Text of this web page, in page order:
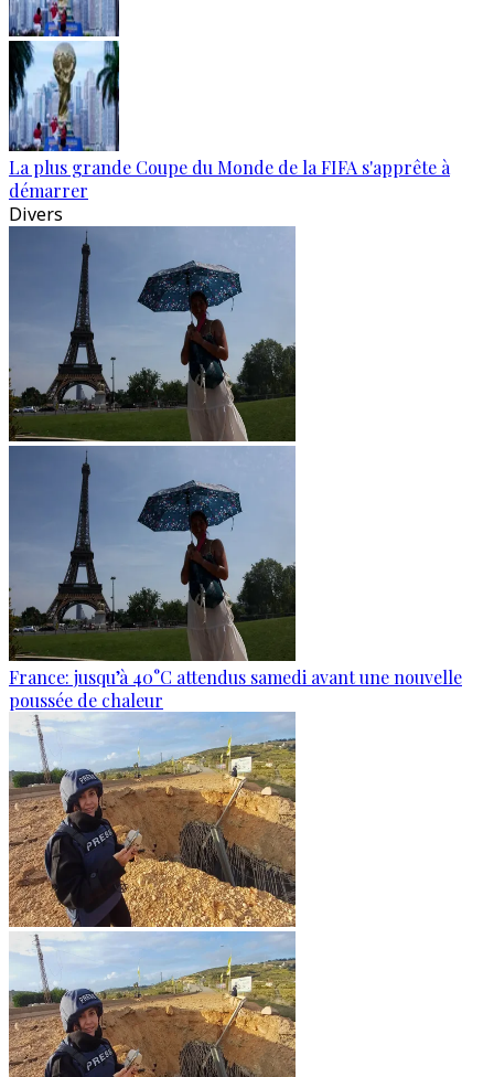
La plus grande Coupe du Monde de la FIFA s'apprête à
démarrer
Divers
France: jusqu’à 40°C attendus samedi avant une nouvelle
poussée de chaleur